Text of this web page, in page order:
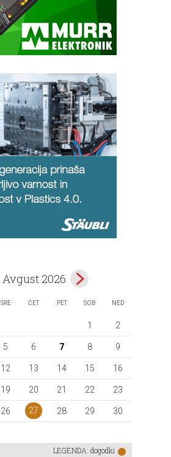
Avgust 2026
SRE ČET PET SOB NED
1 2
5 6 7 8 9
12 13 14 15 16
19 20 21 22 23
26 27 28 29 30
LEGENDA: dogodki